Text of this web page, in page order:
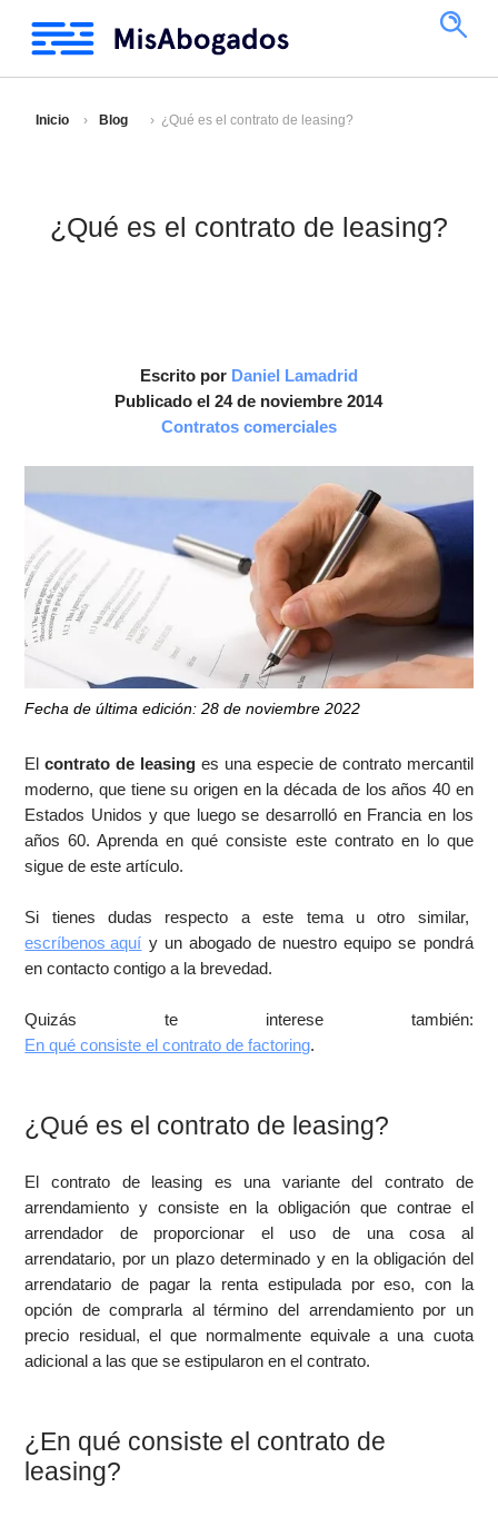
Inicio Blog ¿Qué es el contrato de leasing?
¿Qué es el contrato de leasing?
Escrito por Daniel Lamadrid
Publicado el 24 de noviembre 2014
Contratos comerciales
Fecha de última edición: 28 de noviembre 2022
Elcontrato de leasing es una especie de contrato mercantil
moderno, que tiene su origen en la década de los años 40 en
Estados Unidos y que luego se desarrolló en Francia en los
años 60. Aprenda en qué consiste este contrato en lo que
sigue de este artículo.
Si tienes dudas respecto a este tema u otro similar,
escríbenos aquí y un abogado de nuestro equipo se pondrá
en contacto contigo a la brevedad.
Quizás te interese también:
En qué consiste el contrato de factoring.
¿Qué es el contrato de leasing?
El contrato de leasing es una variante del contrato de
arrendamiento y consiste en la obligación que contrae el
arrendador de proporcionar el uso de una cosa al
arrendatario, por un plazo determinado y en la obligación del
arrendatario de pagar la renta estipulada por eso, con la
opción de comprarla al término del arrendamiento por un
precio residual, el que normalmente equivale a una cuota
adicional a las que se estipularon en el contrato.
¿En qué consiste el contrato de
leasing?